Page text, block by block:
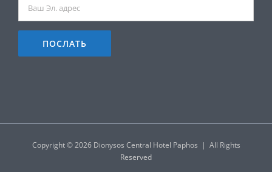
Copyright ©2026 Dionysos Central Hotel Paphos | All Rights
Reserved